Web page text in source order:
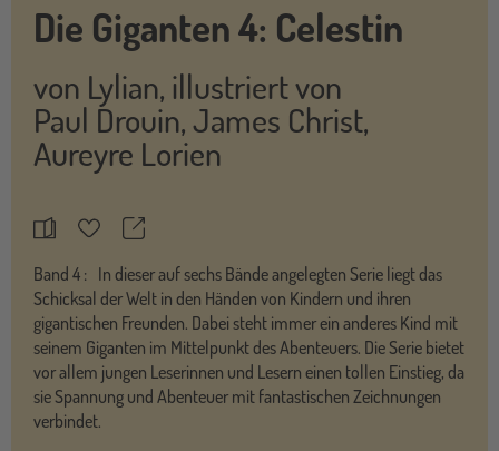
Die Giganten 4: Celestin
von Lylian, illustriert von
Paul Drouin,James Christ,
Aureyre Lorien
MerkzettelTeilen
Band 4 : In dieser auf sechs Bände angelegten Serie liegt das
Schicksal der Welt in den Händen von Kindern und ihren
gigantischen Freunden. Dabei steht immer ein anderes Kind mit
seinem Giganten im Mittelpunkt des Abenteuers. Die Serie bietet
vor allem jungen Leserinnen und Lesern einen tollen Einstieg, da
sie Spannung und Abenteuer mit fantastischen Zeichnungen
verbindet.